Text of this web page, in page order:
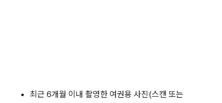
최근 6개월 이내 촬영한 여권용 사진(스캔 또는